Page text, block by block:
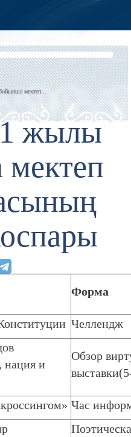
мектеп...
жылы
Форма
Челлендж
нация и
Обзор
Час